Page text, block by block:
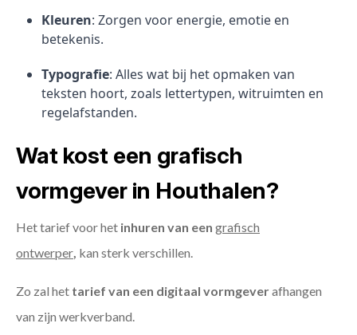
Kleuren: Zorgen voor energie, emotie en
betekenis.
Typografie: Alles wat bij het opmaken van
teksten hoort, zoals lettertypen, witruimten en
regelafstanden.
Wat kost een grafisch
vormgever in Houthalen?
Het tarief voor het inhuren van een grafisch
ontwerper kan sterk verschillen.
Zo zal het tarief van een digitaal vormgeverafhangen
van zijn werkverband.